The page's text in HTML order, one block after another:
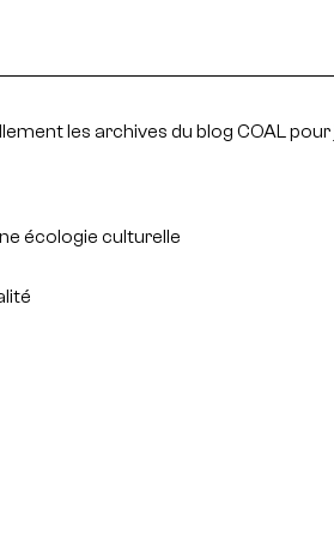
les archives du blog COAL pour
écologie culturelle